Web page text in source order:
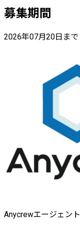
募集期間
2026年07月20日まで
Anycrewエージェント